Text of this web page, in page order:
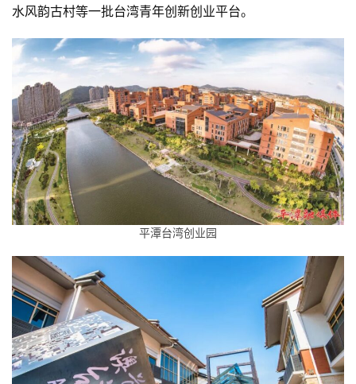
水风韵古村等一批台湾青年创新创业平台。
平潭台湾创业园